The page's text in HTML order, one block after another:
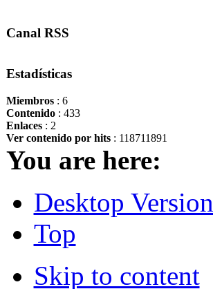
Canal RSS
Estadísticas
Miembros: 6
Contenido: 433
Enlaces: 2
Ver contenido por hits: 118711891
You are here:
Desktop Version
Top
Skip to content